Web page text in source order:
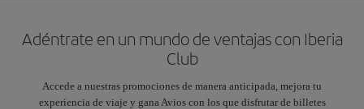
Adéntrate en un mundo de ventajas con Iberia
Club
Accede a nuestras promociones de manera anticipada, mejora tu
experiencia de viaje y gana Avios con los que disfrutar de billetes